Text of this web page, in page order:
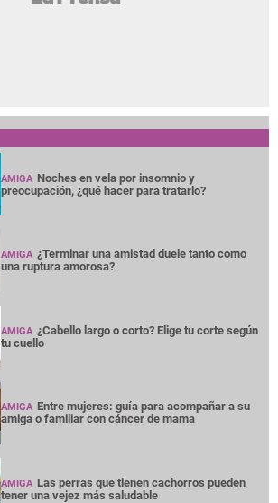
AMIGA Noches en vela por insomnio y
preocupación, ¿qué hacer para tratarlo?
AMIGA ¿Terminar una amistad duele tanto como
una ruptura amorosa?
AMIGA ¿Cabello largo o corto? Elige tu corte según
tu cuello
AMIGA Entre mujeres: guía para acompañar a su
amiga o familiar con cáncer de mama
AMIGA Las perras que tienen cachorros pueden
tener una vejez más saludable